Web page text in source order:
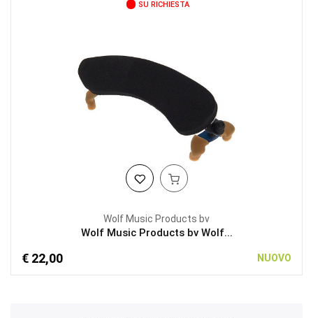
SU RICHIESTA
Wolf Music Products bv
Wolf Music Products bv Wolf...
€ 22,00 NUOVO